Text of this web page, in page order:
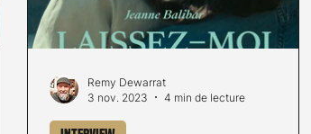
Remy Dewarrat
3 nov. 2023
4 min de lecture